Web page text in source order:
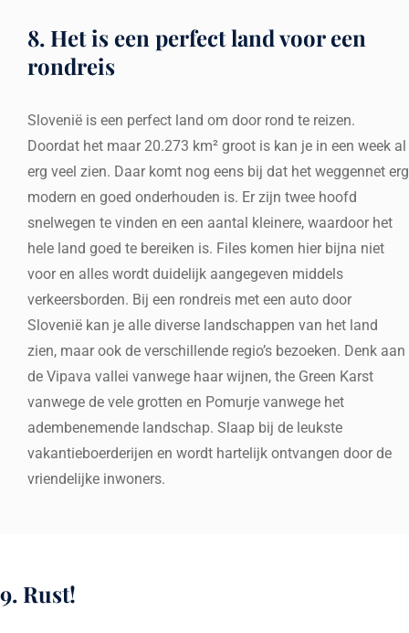
8. Het is een perfect land voor een
rondreis
Slovenië is een perfect land om door rond te reizen.
Doordat het maar 20.273 km² groot is kan je in een week al
erg veel zien. Daar komt nog eens bij dat het weggennet erg
modern en goed onderhouden is. Er zijn twee hoofd
snelwegen te vinden en een aantal kleinere, waardoor het
hele land goed te bereiken is. Files komen hier bijna niet
voor en alles wordt duidelijk aangegeven middels
verkeersborden. Bij een rondreis met een auto door
Slovenië kan je alle diverse landschappen van het land
zien, maar ook de verschillende regio’s bezoeken. Denk aan
de Vipava vallei vanwege haar wijnen, the Green Karst
vanwege de vele grotten en Pomurje vanwege het
adembenemende landschap. Slaap bij de leukste
vakantieboerderijen en wordt hartelijk ontvangen door de
vriendelijke inwoners.
9. Rust!